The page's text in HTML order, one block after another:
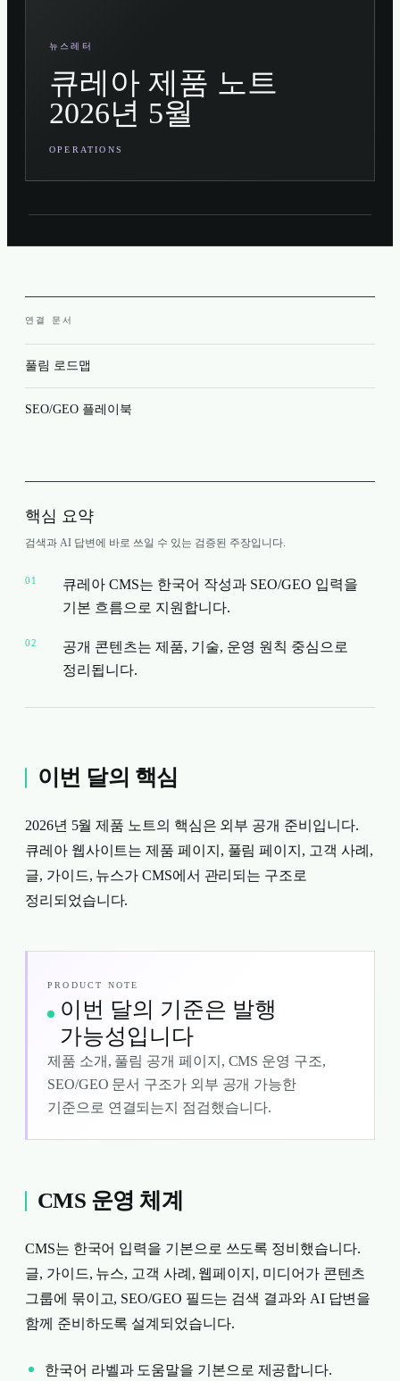
뉴스레터
큐레아 제품 노트
2026년 5월
OPERATIONS
연결 문서
풀림 로드맵
SEO/GEO 플레이북
핵심 요약
검색과 AI 답변에 바로 쓰일 수 있는 검증된 주장입니다.
01
큐레아 CMS는 한국어 작성과 SEO/GEO 입력을
기본 흐름으로 지원합니다.
02
공개 콘텐츠는 제품, 기술, 운영 원칙 중심으로
정리됩니다.
이번 달의 핵심
2026년 5월 제품 노트의 핵심은 외부 공개 준비입니다.
큐레아 웹사이트는 제품 페이지, 풀림 페이지, 고객 사례,
글, 가이드, 뉴스가 CMS에서 관리되는 구조로
정리되었습니다.
PRODUCT NOTE
이번 달의 기준은 발행
가능성입니다
제품 소개, 풀림 공개 페이지, CMS 운영 구조,
SEO/GEO 문서 구조가 외부 공개 가능한
기준으로 연결되는지 점검했습니다.
CMS 운영 체계
CMS는 한국어 입력을 기본으로 쓰도록 정비했습니다.
글, 가이드, 뉴스, 고객 사례, 웹페이지, 미디어가 콘텐츠
그룹에 묶이고, SEO/GEO 필드는 검색 결과와 AI 답변을
함께 준비하도록 설계되었습니다.
한국어 라벨과 도움말을 기본으로 제공합니다.